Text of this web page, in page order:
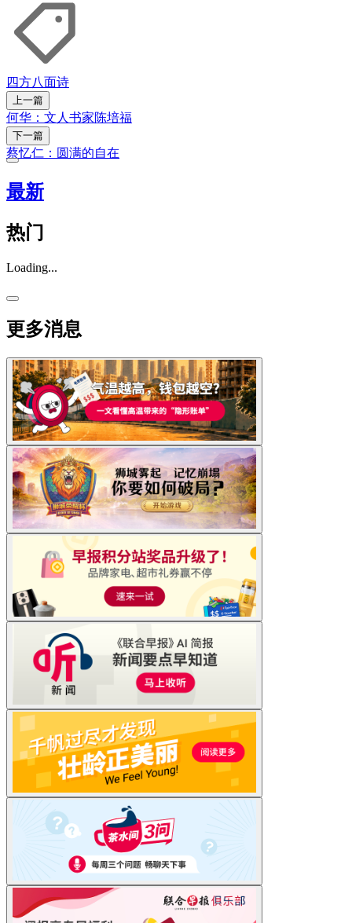
四方八面诗
上一篇
何华：文人书家陈培福
下一篇
蔡忆仁：圆满的自在
最新
热门
Loading...
更多消息